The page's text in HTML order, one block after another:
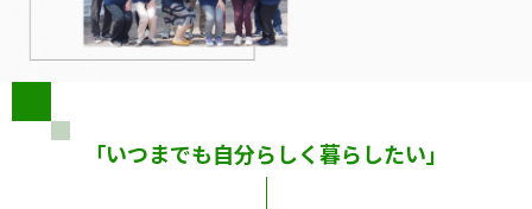
「いつまでも自分らしく暮らしたい」